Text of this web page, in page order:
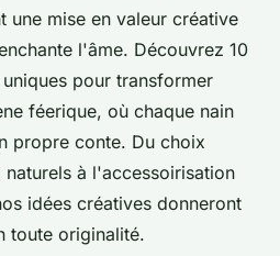
une mise en valeur créative
l'âme. Découvrez 10
pour transformer
féerique, où chaque nain
propre conte. Du choix
à l'accessoirisation
idées créatives donneront
toute originalité.